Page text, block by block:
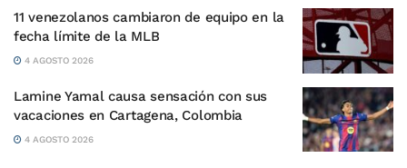
11 venezolanos cambiaron de equipo en la
fecha límite de la MLB
4 AGOSTO 2026
Lamine Yamal causa sensación con sus
vacaciones en Cartagena, Colombia
4 AGOSTO 2026